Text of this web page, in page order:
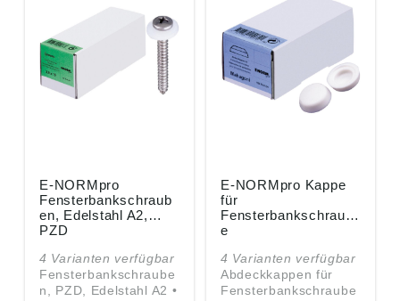
webkontakt@ede.de
Eisenhändler GmbH,
EDE Platz 1, 42389
Wuppertal, DE,
webkontakt@ede.de
E-NORMpro
Fensterbankschraub
en, Edelstahl A2,
PZD
4 Varianten verfügbar
Fensterbankschraube
n, PZD, Edelstahl A2 •
E-NORMpro Kappe
für
Fensterbankschraub
e
4 Varianten verfügbar
Abdeckkappen für
Fensterbankschraube